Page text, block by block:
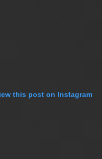
this post on Instagram